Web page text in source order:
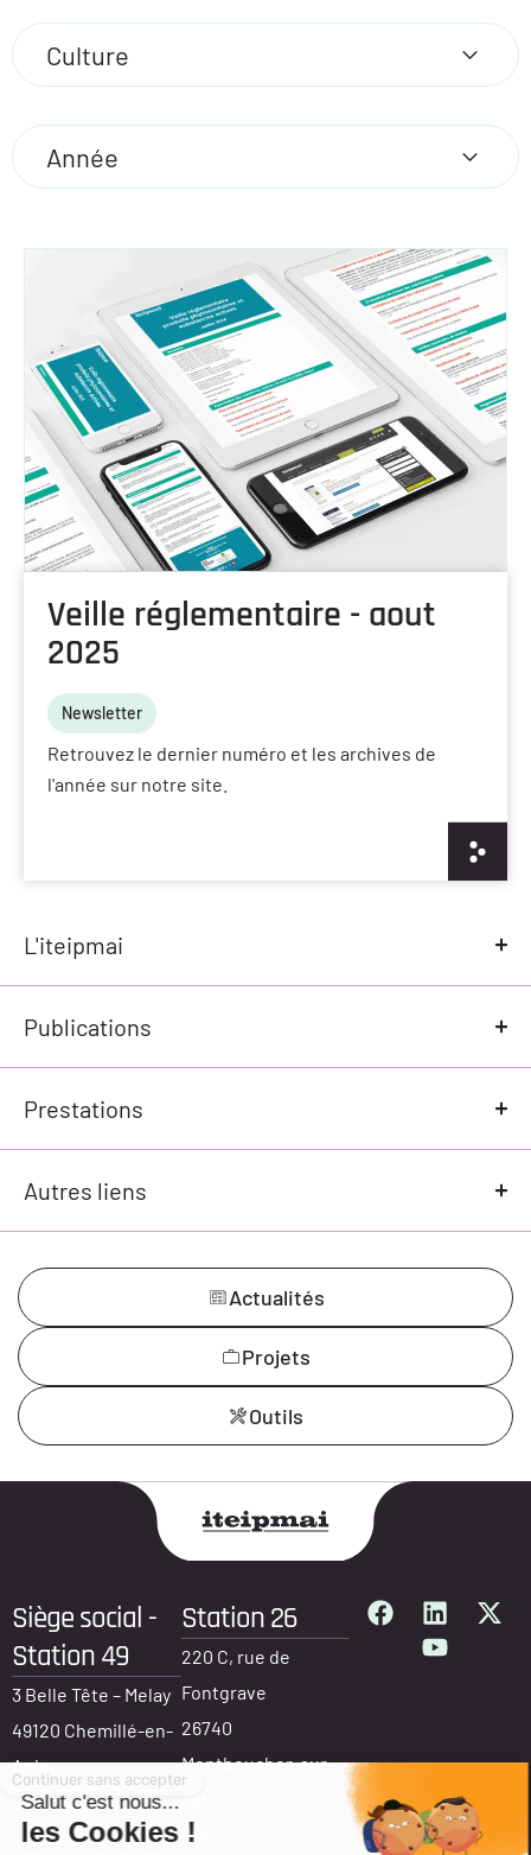
Culture
Année
Veille réglementaire - aout
2025
Newsletter
Retrouvez le dernier numéro et les archives de
l'année sur notre site.
L'iteipmai
Publications
Prestations
Autres liens
Actualités
Projets
Outils
Siège social -
Station 49
3 Belle Tête – Melay
49120 Chemillé-en-
Anjou
France
Station 26
220 C, rue de
Fontgrave
26740
Montboucher-sur-
France